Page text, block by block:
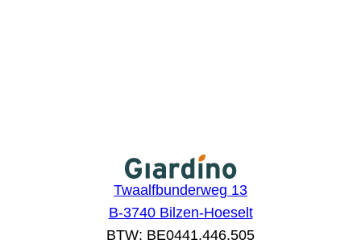
Twaalfbunderweg 13
B-3740 Bilzen-Hoeselt
BTW: BE0441.446.505